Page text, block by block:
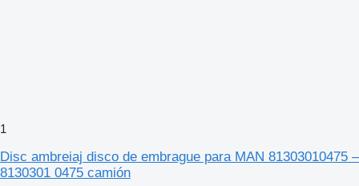
1
Disc ambreiaj disco de embrague para MAN 81303010475 –
8130301 0475 camión